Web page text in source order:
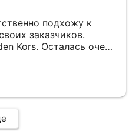
подхожу к
заказчиков.
Kors. Осталась очень
исполнения,
менеджеров. Все
приятно было то, что
тканей обивки и я